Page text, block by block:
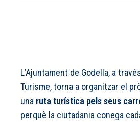
L’Ajuntament de Godella, a
Turisme, torna a organitzar el
una ruta turística pels seus
perquè la ciutadania conega